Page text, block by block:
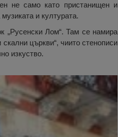
не само като пристанищен и
и културата.
„Русенски Лом“. Там се намира
църкви“, чиито стенописи
изкуство.